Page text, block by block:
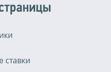
ставки